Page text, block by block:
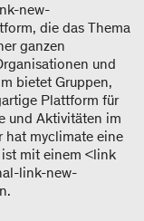
new-
die das Thema
ganzen
und
bietet Gruppen,
Plattform für
und Aktivitäten im
hat myclimate eine
mit einem <link
link-new-